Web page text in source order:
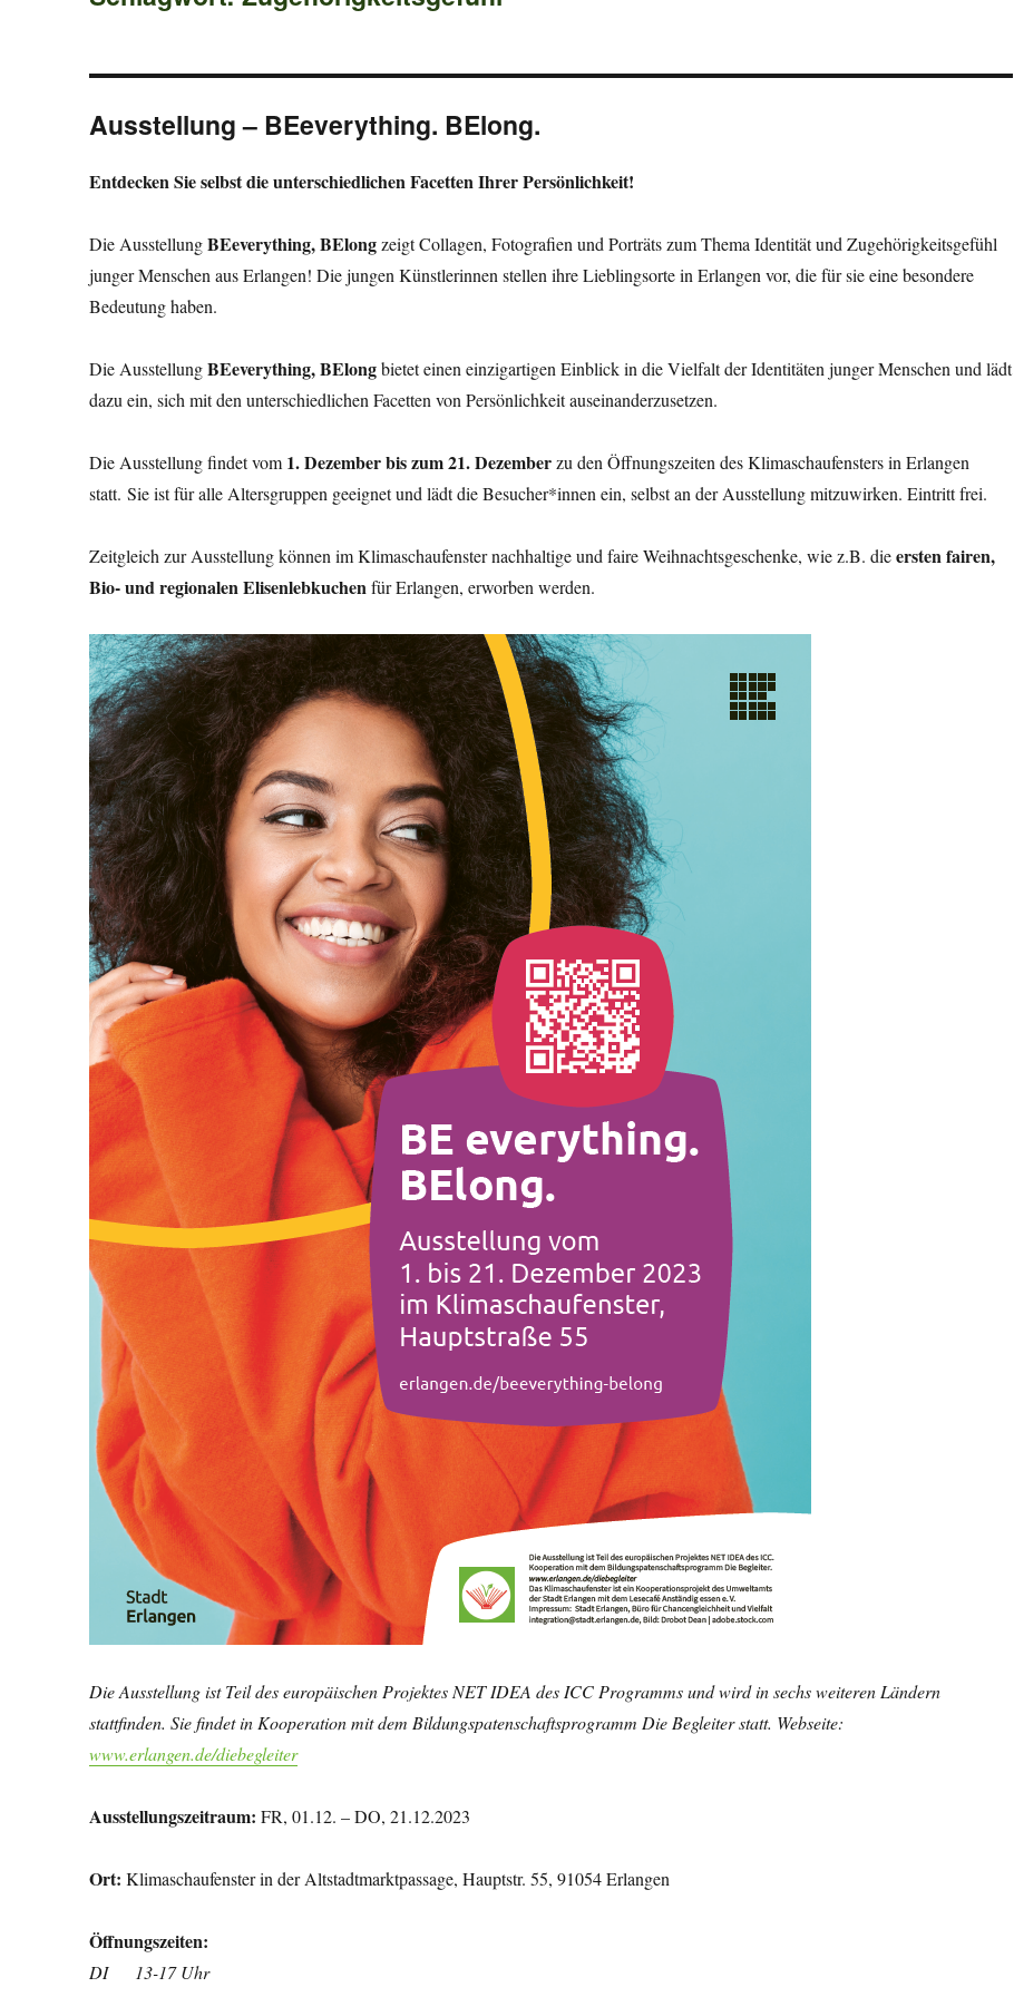
Ausstellung – BEeverything. BElong.
Entdecken Sie selbst die unterschiedlichen Facetten Ihrer Persönlichkeit!
Die AusstellungBEeverything, BElongzeigt Collagen, Fotografien und Porträts zum Thema Identität und Zugehörigkeitsgefühl
junger Menschen aus Erlangen! Die jungen Künstlerinnen stellen ihre Lieblingsorte in Erlangen vor, die für sie eine besondere
Bedeutung haben.
Die AusstellungBEeverything, BElongbietet einen einzigartigen Einblick in die Vielfalt der Identitäten junger Menschen und lädt
dazu ein, sich mit den unterschiedlichen Facetten von Persönlichkeit auseinanderzusetzen.
Die Ausstellung findet vom 1. Dezember bis zum 21. Dezemberzu den Öffnungszeiten des Klimaschaufensters in Erlangen
statt. Sie ist für alle Altersgruppen geeignet und lädt die Besucher*innen ein, selbst an der Ausstellung mitzuwirken. Eintritt frei.
Zeitgleich zur Ausstellung können im Klimaschaufenster nachhaltige und faire Weihnachtsgeschenke, wie z.B. dieersten fairen,
Bio- und regionalen Elisenlebkuchenfür Erlangen, erworben werden.
Die Ausstellung ist Teil des europäischen Projektes NET IDEA des ICC Programms und wird in sechs weiteren Ländern
stattfinden. Sie findet in Kooperation mit dem Bildungspatenschaftsprogramm Die Begleiter statt. Webseite:
www.erlangen.de/diebegleiter
Ausstellungszeitraum: FR, 01.12. – DO, 21.12.2023
Ort: Klimaschaufenster in der Altstadtmarktpassage, Hauptstr. 55, 91054 Erlangen
Öffnungszeiten:
DI 13-17 Uhr